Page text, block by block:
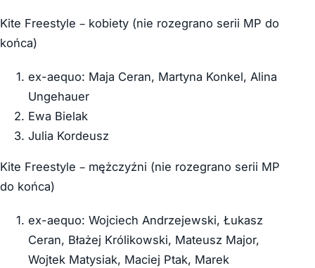
Kite Freestyle – kobiety (nie rozegrano serii MP do
końca)
ex-aequo: Maja Ceran, Martyna Konkel, Alina
Ungehauer
Ewa Bielak
Julia Kordeusz
Kite Freestyle – mężczyźni (nie rozegrano serii MP
do końca)
ex-aequo: Wojciech Andrzejewski, Łukasz
Ceran, Błażej Królikowski, Mateusz Major,
Wojtek Matysiak, Maciej Ptak, Marek